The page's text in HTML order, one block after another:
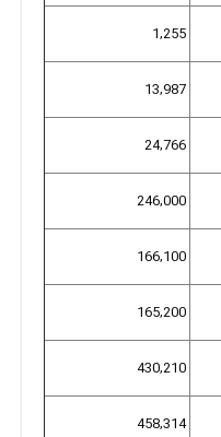
1,255
13,987
24,766
246,000
166,100
165,200
430,210
458,314